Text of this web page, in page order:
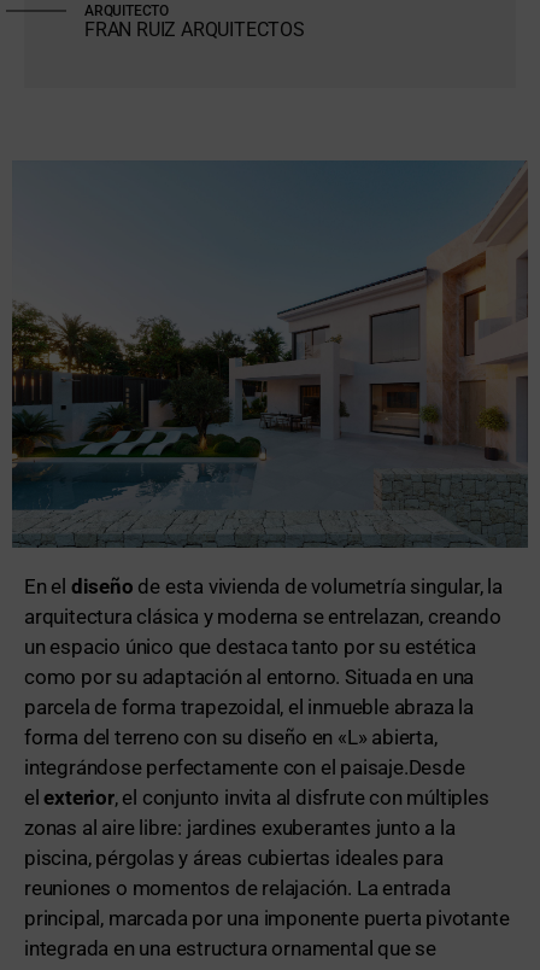
ARQUITECTO
FRAN RUIZ ARQUITECTOS
En el diseño de esta vivienda de volumetría singular, la
arquitectura clásica y moderna se entrelazan, creando
un espacio único que destaca tanto por su estética
como por su adaptación al entorno. Situada en una
parcela de forma trapezoidal, el inmueble abraza la
forma del terreno con su diseño en «L» abierta,
integrándose perfectamente con el paisaje.Desde
elexterior, el conjunto invita al disfrute con múltiples
zonas al aire libre: jardines exuberantes junto a la
piscina, pérgolas y áreas cubiertas ideales para
reuniones o momentos de relajación. La entrada
principal, marcada por una imponente puerta pivotante
integrada en una estructura ornamental que se